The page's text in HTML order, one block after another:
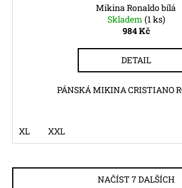
Mikina Ronaldo bílá
Skladem (1 ks)
984 Kč
DETAIL
PÁNSKÁ MIKINA CRISTIANO
XL XXL
NAČÍST 7 DALŠÍCH